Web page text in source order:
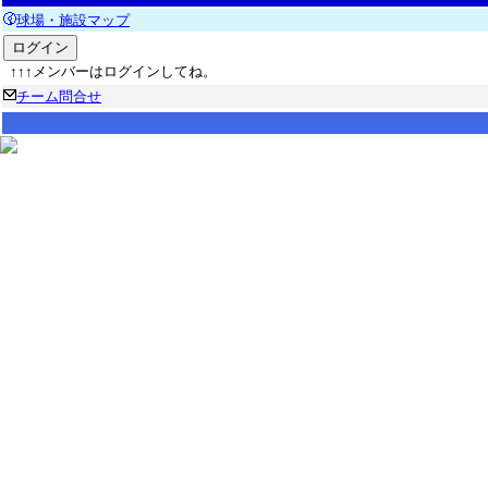
球場・施設マップ
↑↑↑メンバーはログインしてね。
チーム問合せ